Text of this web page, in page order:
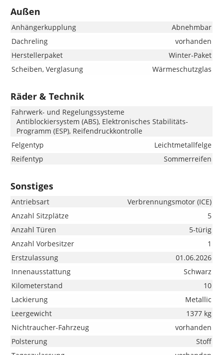
Außen
Anhängerkupplung
Abnehmbar
Dachreling
vorhanden
Herstellerpaket
Winter-Paket
Scheiben, Verglasung
Wärmeschutzglas
Räder & Technik
Fahrwerk- und Regelungssysteme
Antiblockiersystem (ABS), Elektronisches Stabilitäts-
Programm (ESP), Reifendruckkontrolle
Felgentyp
Leichtmetallfelge
Reifentyp
Sommerreifen
Sonstiges
Antriebsart
Verbrennungsmotor (ICE)
Anzahl Sitzplätze
5
Anzahl Türen
5-türig
Anzahl Vorbesitzer
1
Erstzulassung
01.06.2026
Innenausstattung
Schwarz
Kilometerstand
10
Lackierung
Metallic
Leergewicht
1377 kg
Nichtraucher-Fahrzeug
vorhanden
Polsterung
Stoff